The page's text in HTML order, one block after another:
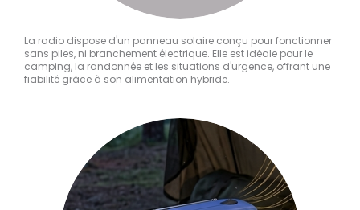
La radio dispose d'un panneau solaire conçu pour fonctionner
sans piles, ni branchement électrique. Elle est idéale pour le
camping, la randonnée et les situations d'urgence, offrant une
fiabilité grâce à son alimentation hybride.